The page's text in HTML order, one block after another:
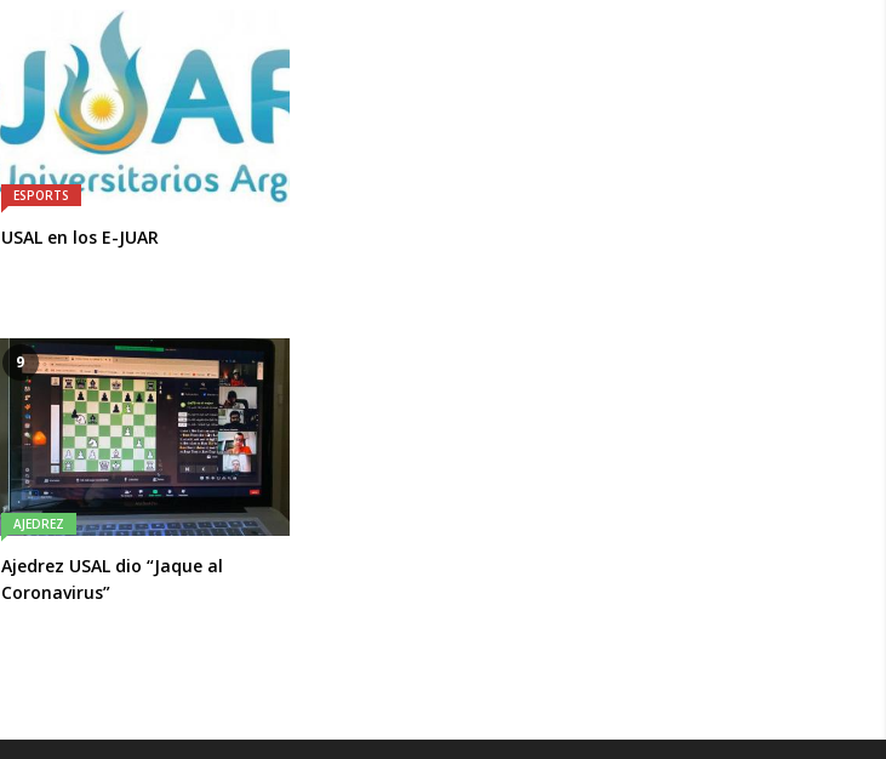
ESPORTS
USAL en los E-JUAR
9
AJEDREZ
Ajedrez USAL dio “Jaque al
Coronavirus”